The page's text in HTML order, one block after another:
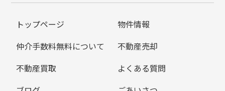
トップページ
物件情報
仲介手数料無料について
不動産売却
不動産買取
よくある質問